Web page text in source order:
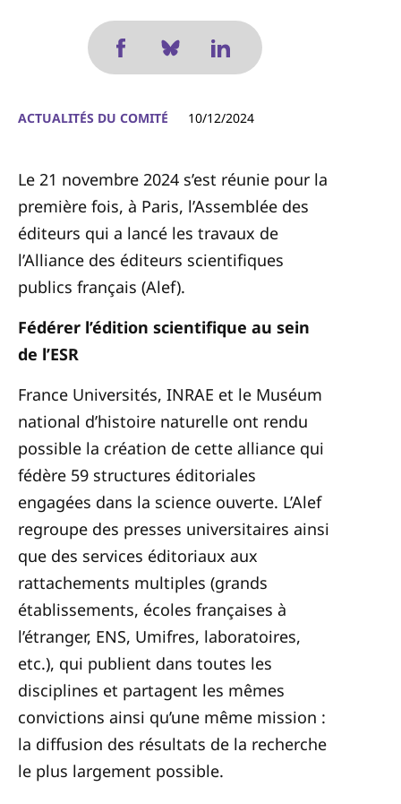
ACTUALITÉS DU COMITÉ 10/12/2024
Le 21 novembre 2024 s’est réunie pour la
première fois, à Paris, l’Assemblée des
éditeurs qui a lancé les travaux de
l’Alliance des éditeurs scientifiques
publics français (Alef).
Fédérer l’édition scientifique au sein
de l’ESR
France Universités, INRAE et le Muséum
national d’histoire naturelle ont rendu
possible la création de cette alliance qui
fédère 59 structures éditoriales
engagées dans la science ouverte. L’Alef
regroupe des presses universitaires ainsi
que des services éditoriaux aux
rattachements multiples (grands
établissements, écoles françaises à
l’étranger, ENS, Umifres, laboratoires,
etc.), qui publient dans toutes les
disciplines et partagent les mêmes
convictions ainsi qu’une même mission :
la diffusion des résultats de la recherche
le plus largement possible.